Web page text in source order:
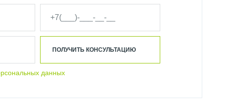
данных
ПОЛУЧИТЬ КОНСУЛЬТАЦИЮ